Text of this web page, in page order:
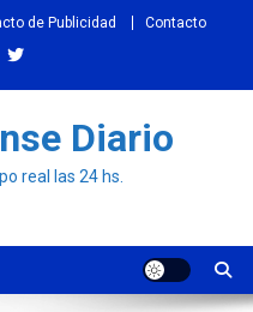
de Publicidad Contacto
Diario
real las 24 hs.